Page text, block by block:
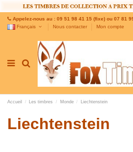
Appelez-nous au : 09 51 98 41 15 (fixe) ou 07 81
Français
Nous contacter Mon compte
Accueil Les timbres Monde Liechtenstein
Liechtenstein